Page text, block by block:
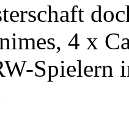
4 x
Spielern